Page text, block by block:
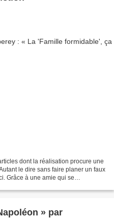
dont la réalisation procure une
le dire sans faire planer un faux
Grâce à une amie qui se
» par